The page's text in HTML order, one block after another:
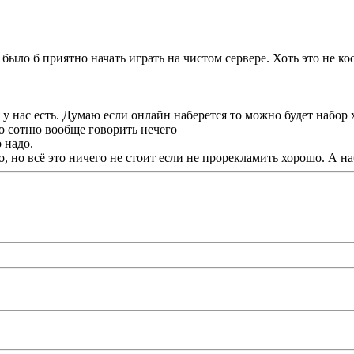
б приятно начать играть на чистом сервере. Хоть это не
нас есть. Думаю если онлайн наберется то можно будет
сотню вообще говорить нечего
надо.
но всё это ничего не стоит если не прорекламить хорошо. А